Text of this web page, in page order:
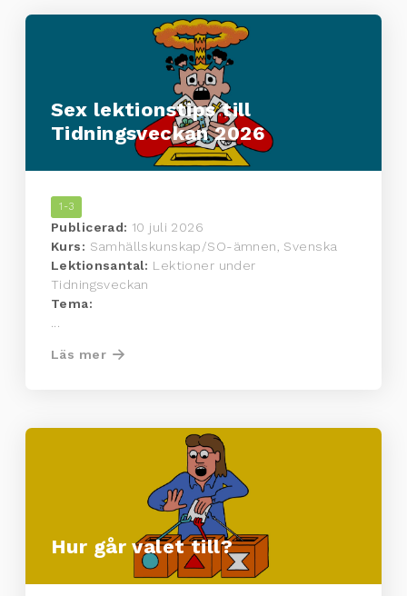
Sex lektionstips till
Tidningsveckan 2026
1-3
Publicerad: 10 juli 2026
Kurs: Samhällskunskap/SO-ämnen, Svenska
Lektionsantal: Lektioner under
Tidningsveckan
Tema:
Läs mer
Hur går valet till?